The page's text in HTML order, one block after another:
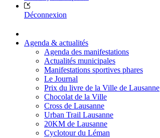
Déconnexion
Agenda & actualités
Agenda des manifestations
Actualités municipales
Manifestations sportives phares
Le Journal
Prix du livre de la Ville de Lausanne
Chocolat de la Ville
Cross de Lausanne
Urban Trail Lausanne
20KM de Lausanne
Cyclotour du Léman